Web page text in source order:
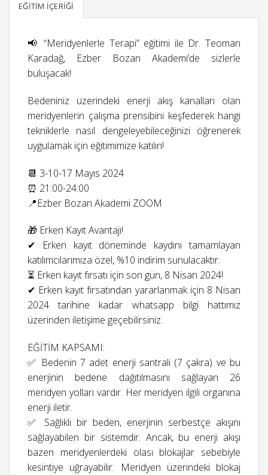
EĞITIM İÇERIĞI
📢 “Meridyenlerle Terapi” eğitimi ile Dr. Teoman
Karadağ, Ezber Bozan Akademi’de sizlerle
buluşacak!
Bedeniniz üzerindeki enerji akış kanalları olan
meridyenlerin çalışma prensibini keşfederek hangi
tekniklerle nasıl dengeleyebileceğinizi öğrenerek
uygulamak için eğitimimize katılın!
📆 3-10-17 Mayıs 2024
⏰ 21:00-24:00
📍Ezber Bozan Akademi ZOOM
🎁 Erken Kayıt Avantajı!
✔ Erken kayıt döneminde kaydını tamamlayan
katılımcılarımıza özel, %10 indirim sunulacaktır.
⏳ Erken kayıt fırsatı için son gün, 8 Nisan 2024!
✔ Erken kayıt fırsatından yararlanmak için 8 Nisan
2024 tarihine kadar whatsapp bilgi hattımız
üzerinden iletişime geçebilirsiniz.
EĞİTİM KAPSAMI:
✅ Bedenin 7 adet enerji santrali (7 çakra) ve bu
enerjinin bedene dağıtılmasını sağlayan 26
meridyen yolları vardır. Her meridyen ilgili organına
enerji iletir.
✅ Sağlıklı bir beden, enerjinin serbestçe akışını
sağlayabilen bir sistemdir. Ancak, bu enerji akışı
bazen meridyenlerdeki olası blokajlar sebebiyle
kesintiye uğrayabilir. Meridyen üzerindeki blokaj